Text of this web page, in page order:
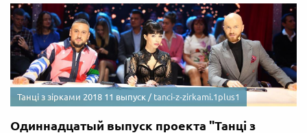
Танці з зірками 2018 11 выпуск / tanci-z-zirkami.1plus1
Одиннадцатый выпуск проекта "Танці з